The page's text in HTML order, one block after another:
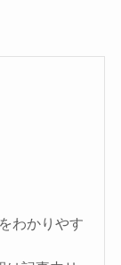
わかりやす